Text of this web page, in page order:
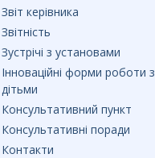
Звіт керівника
Звітність
Зустрічі з установами
Інноваційні форми роботи з
дітьми
Консультативний пункт
Консультативні поради
Контакти